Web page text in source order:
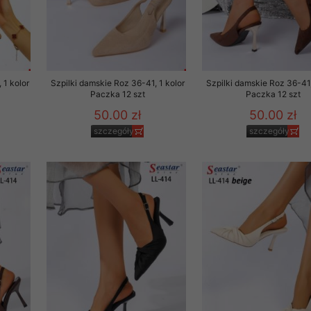
1 kolor
Szpilki damskie Roz 36-41, 1 kolor
Paczka 12 szt
50.00 zł
szczegóły
Szpilki damskie Roz 36-
Paczka 12 szt
50.00 zł
szczegóły
sierpnia 1997 r. o
przechowujemy na
jedynie uprawnieni
swoich danych w celu
osobom trzecim,
na podstawie
komputerze Klienta
naszej oferty do
internetowej
tych plików
na komputerze